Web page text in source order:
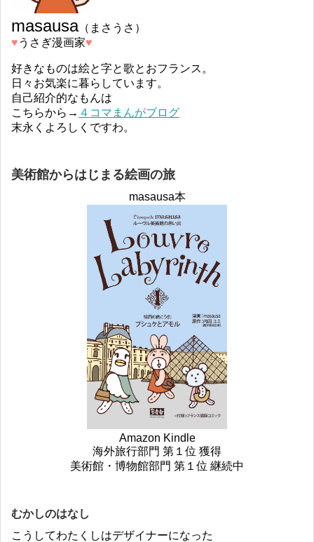
masausa（まさうさ）
♥︎ うさぎ漫画家♥︎
好きなものは絵と字と歌とおフランス。
日々お気楽に暮らしています。
自己紹介的なもんは
こちらから→ ４コマまんがブログ
末永くよろしくですわ。
美術館からはじまる絵画の旅
masausa本
Amazon Kindle
海外旅行部門 第１位 獲得
美術館・博物館部門 第１位 継続中
むかしのはなし
こうしてわたくしはデザイナーになった